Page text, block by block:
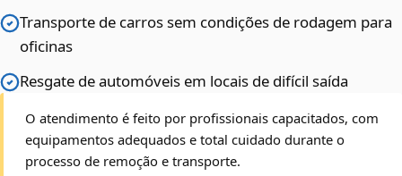
Transporte de carros sem condições de rodagem para
oficinas
Resgate de automóveis em locais de difícil saída
O atendimento é feito por profissionais capacitados, com
equipamentos adequados e total cuidado durante o
processo de remoção e transporte.